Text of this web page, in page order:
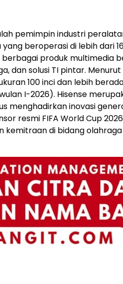
pemimpin industri
beroperasi di lebih dari
berbagai produk multimedia
dan solusi TI pintar. Menurut
100 inci dan lebih
I-2026). Hisense
menghadirkan inovasi
resmi FIFA World Cup
kemitraan di bidang